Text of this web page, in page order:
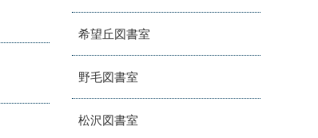
希望丘図書室
野毛図書室
松沢図書室